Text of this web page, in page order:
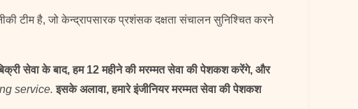
टीम है, जो केन्द्रापसारक प्रशंसक दक्षता संचालन सुनिश्चित करने
सेवा के बाद, हम 12 महीने की मरम्मत सेवा की पेशकश करेंगे, और
service. इसके अलावा, हमारे इंजीनियर मरम्मत सेवा की पेशकश